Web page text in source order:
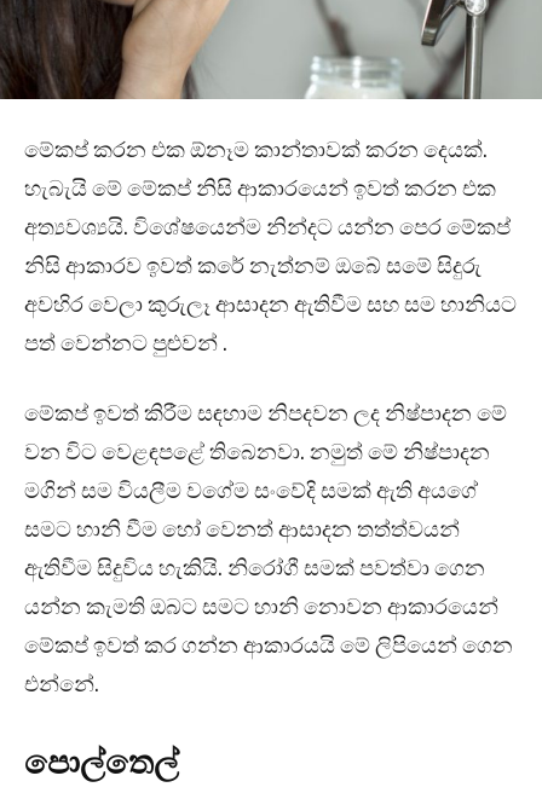
මේකප් කරන එක ඕනෑම කාන්තාවක් කරන දෙයක්.
හැබැයි මේ මේකප් නිසි ආකාරයෙන් ඉවත් කරන එක
අත්‍යවශ්‍යයි. විශේෂයෙන්ම නින්දට යන්න පෙර මේකප්
නිසි ආකාරව ඉවත් කරේ නැත්නම් ඔබේ සමේ සිදුරු
අවහිර වෙලා කුරුලෑ ආසාදන ඇතිවීම සහ සම හානියට
පත් වෙන්නට පුළුවන් .
මේකප් ඉවත් කිරීම සඳහාම නිපදවන ලද නිෂ්පාදන මේ
වන විට වෙළඳපළේ තිබෙනවා. නමුත් මේ නිෂ්පාදන
මගින් සම වියලීම වගේම සංවේදි සමක් ඇති අයගේ
සමට හානි වීම හෝ වෙනත් ආසාදන තත්ත්වයන්
ඇතිවීම සිදුවිය හැකියි. නිරෝගී සමක් පවත්වා ගෙන
යන්න කැමති ඔබට සමට හානි නොවන ආකාරයෙන්
මේකප් ඉවත් කර ගන්න ආකාරයයි මේ ලිපියෙන් ගෙන
එන්නේ.
පොල්තෙල්